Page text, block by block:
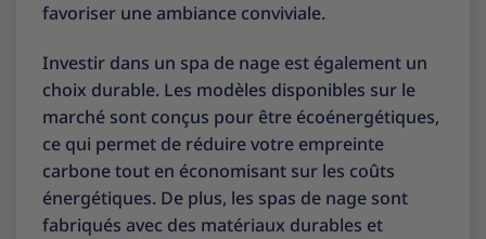
favoriser une ambiance conviviale.
Investir dans un spa de nage est également un
choix durable. Les modèles disponibles sur le
marché sont conçus pour être écoénergétiques,
ce qui permet de réduire votre empreinte
carbone tout en économisant sur les coûts
énergétiques. De plus, les spas de nage sont
fabriqués avec des matériaux durables et